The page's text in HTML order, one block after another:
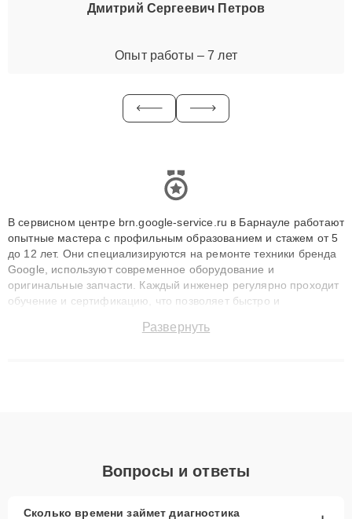
Дмитрий Сергеевич Петров
Опыт работы – 7 лет
В сервисном центре brn.google-service.ru в Барнауле работают
опытные мастера с профильным образованием и стажем от 5
до 12 лет. Они специализируются на ремонте техники бренда
Google, используют современное оборудование и
оригинальные запчасти. Каждый инженер регулярно проходит
обучение и сертификацию, что позволяет быстро и
сохранением гарантии до 3 лет. Наши мастера решают
Развернуть
Вопросы и ответы
Сколько времени займет диагностика